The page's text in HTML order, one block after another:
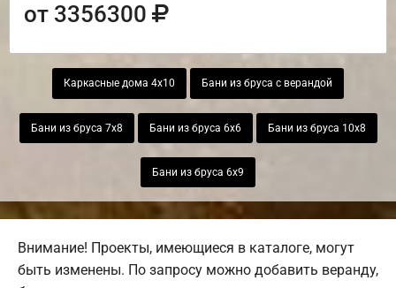
от 3356300
Каркасные дома 4х10 Бани из бруса с верандой
Бани из бруса 7х8 Бани из бруса 6х6 Бани из бруса 10х8
Бани из бруса 6х9
Внимание! Проекты, имеющиеся в каталоге, могут
быть изменены. По запросу можно добавить веранду,